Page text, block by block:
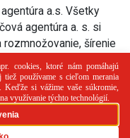
a.s. Všetky
agentúra a. s. si
šírenie
častí.